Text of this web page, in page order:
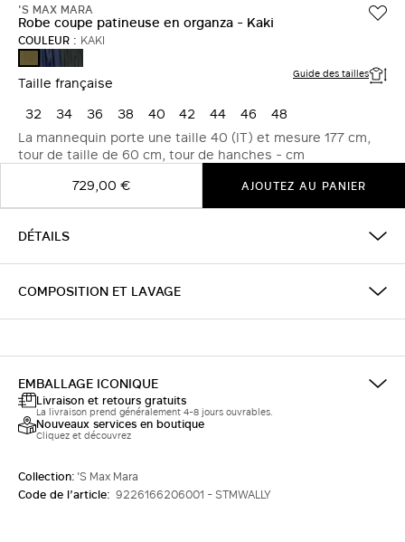
'S MAX MARA
Robe coupe patineuse en organza - Kaki
COULEUR : KAKI
BLEU
MARINEMOUSSE
Taille française Guide des tailles
32 34 36 38 40 42 44 46
48
La mannequin porte une taille 40 (IT) et mesure 177 cm,
tour de taille de 60 cm, tour de hanches - cm
729,00 €
AJOUTEZ AU PANIER
DÉTAILS
COMPOSITION ET LAVAGE
EMBALLAGE ICONIQUE
Livraison et retours gratuits
La livraison prend généralement 4-8 jours ouvrables.
Nouveaux services en boutique
Cliquez et découvrez
Collection: 'S Max Mara
Code de l’article: 9226166206001 - STMWALLY